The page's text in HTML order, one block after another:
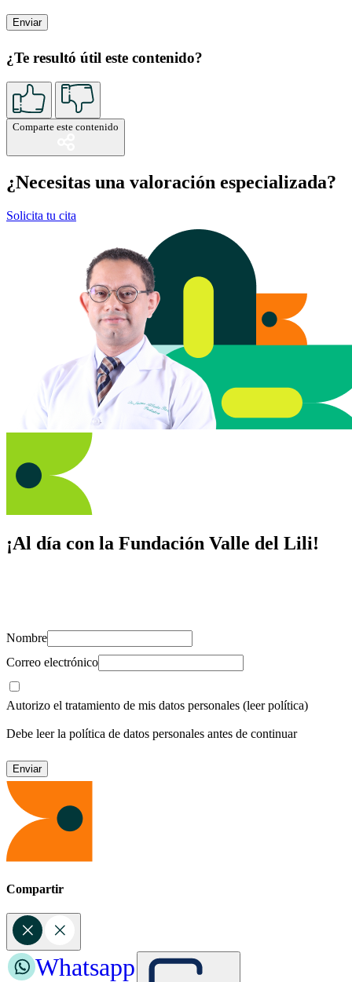
¿Te resultó útil este contenido?
Comparte este contenido
¿Necesitas una valoración especializada?
Solicita tu cita
¡Al día con la Fundación Valle del Lili!
Nombre
Correo electrónico
Autorizo el tratamiento de mis datos personales (leer política)
Debe leer la política de datos personales antes de continuar
Compartir
Whatsapp